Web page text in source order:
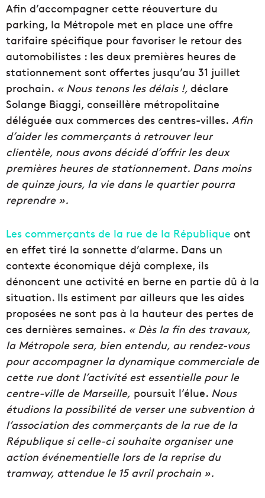
Afin d’accompagner cette réouverture du
parking, la Métropole met en place une offre
tarifaire spécifique pour favoriser le retour des
automobilistes : les deux premières heures de
stationnement sont offertes jusqu’au 31 juillet
prochain. « Nous tenons les délais !, déclare
Solange Biaggi, conseillère métropolitaine
déléguée aux commerces des centres-villes. Afin
d’aider les commerçants à retrouver leur
clientèle, nous avons décidé d’offrir les deux
premières heures de stationnement. Dans moins
de quinze jours, la vie dans le quartier pourra
reprendre ».
Les commerçants de la rue de la République ont
en effet tiré la sonnette d’alarme. Dans un
contexte économique déjà complexe, ils
dénoncent une activité en berne en partie dû à la
situation. Ils estiment par ailleurs que les aides
proposées ne sont pas à la hauteur des pertes de
ces dernières semaines. « Dès la fin des travaux,
la Métropole sera, bien entendu, au rendez-vous
pour accompagner la dynamique commerciale de
cette rue dont l’activité est essentielle pour le
centre-ville de Marseille, poursuit l’élue. Nous
étudions la possibilité de verser une subvention à
l’association des commerçants de la rue de la
République si celle-ci souhaite organiser une
action événementielle lors de la reprise du
tramway, attendue le 15 avril prochain ».